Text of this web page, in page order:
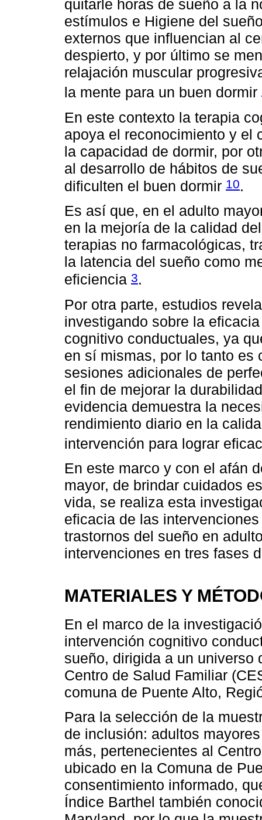
quitarle horas de sueño a la
estímulos e Higiene del
externos que influencian al
despierto, y por último se
relajación muscular
la mente para un buen dormir
En este contexto la terapia
apoya el reconocimiento y el
la capacidad de dormir, por
al desarrollo de hábitos de
dificulten el buen dormir 10.
Es así que, en el adulto
en la mejoría de la calidad
terapias no farmacológicas,
la latencia del sueño como
eficiencia 3.
Por otra parte, estudios
investigando sobre la
cognitivo conductuales, ya
en sí mismas, por lo tanto es
sesiones adicionales de
el fin de mejorar la
evidencia demuestra la
rendimiento diario en la
intervención para lograr
En este marco y con el afán
mayor, de brindar cuidados
vida, se realiza esta
eficacia de las
trastornos del sueño en
intervenciones en tres fases
MATERIALES Y
En el marco de la
intervención cognitivo
sueño, dirigida a un universo
Centro de Salud Familiar
comuna de Puente Alto,
Para la selección de la
de inclusión: adultos
más, pertenecientes al
ubicado en la Comuna de
consentimiento informado,
Índice Barthel también